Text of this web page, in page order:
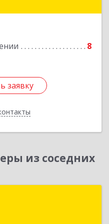
8
заявку
заявку
из соседних